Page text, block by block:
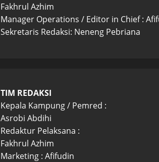
Fakhrul Azhim
Manager Operations / Editor in Chief :
Sekretaris Redaksi: Neneng Pebriana
TIM REDAKSI
Kepala Kampung / Pemred :
Asrobi Abdihi
Redaktur Pelaksana :
Fakhrul Azhim
Marketing : Afifudin